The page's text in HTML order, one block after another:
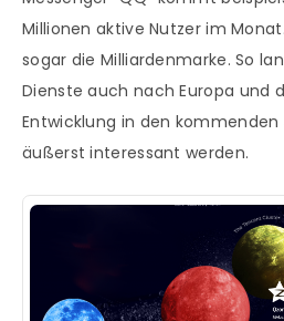
Millionen aktive Nutzer im
sogar die Milliardenmarke. So
Dienste auch nach Europa und
Entwicklung in den
äußerst interessant werden.